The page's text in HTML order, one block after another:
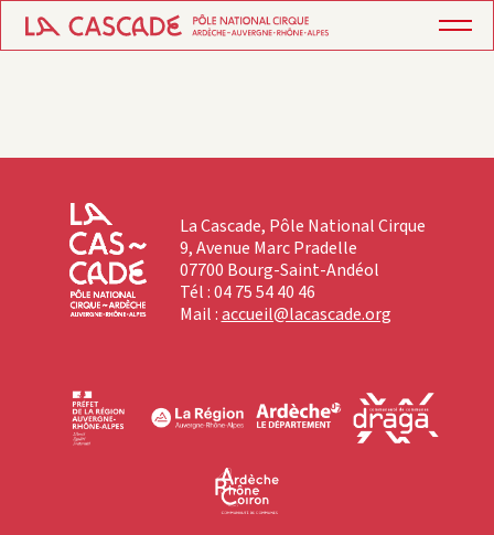
La Cascade, Pôle National Cirque
9, Avenue Marc Pradelle
07700 Bourg-Saint-Andéol
Tél : 04 75 54 40 46
Mail :accueil@lacascade.org